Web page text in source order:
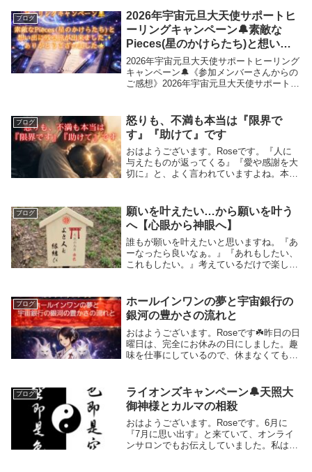
象徴する星**木星（ゼウス）**です。ここ
まで吉...
ブログ
2026年宇宙元旦大天使サポートヒ
ーリングキャンペーン🔔素敵な
Pieces(星のかけらたち)と想い出
に残る旅が出来ました✨
2026年宇宙元旦大天使サポートヒーリング
キャンペーン🔔《参加メンバーさんからの
ご感想》2026年宇宙元旦大天使サポートヒ
からお礼申し上げます🌟とても楽しい輪
廻...
ブログ
怒りも、不満も本当は『限界で
す』『助けて』です
おはようございます。Roseです。『人に
与えたものが返ってくる』『愛や感謝を大
切に』と、よく言われていますよね。本質
んです。単に幼稚で機嫌が悪く、人に八つ
当たりして...
ブログ
願いを叶えたい…から願いを叶う
へ【心眼から神眼へ】
誰もが願いを叶えたいと思いますね。『あ
ーなったら良いなぁ。』『あれもしたい、
これもしたい。』考えているだけで楽しく
眼』、心の眼で見るのはとても大切です
が、この心眼で見た...
ブログ
ホールインワンの夢と宇宙銀行の
銀河の豊かさの流れと
おはようございます。Roseです☘️昨日の日
曜日は、完全にお休みの日にしました。趣
味を仕事にしているので、休まなくても苦
も充実したお休みになりました☘️昨日もお
天気...
ブログ
ライオンズキャンペーン🔔天照大
御神様とカルマの相殺
おはようございます。Roseです。6月に
『7月に思い出す』と来ていて、オンライ
ンサロンでもお伝えしていました。私は毎